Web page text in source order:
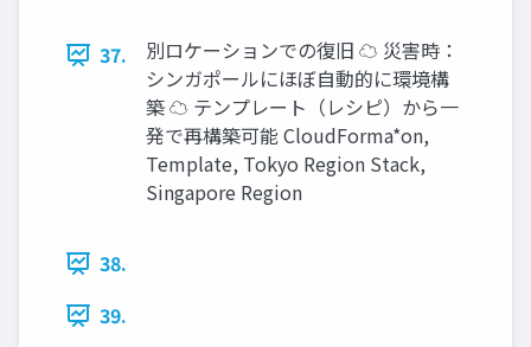
37.
別ロケーションでの復旧 ☁ 災害時：
シンガポールにほぼ自動的に環境構
築 ☁ テンプレート（レシピ）から一
発で再構築可能 CloudForma*on,
Template, Tokyo Region Stack,
Singapore Region
38.
39.